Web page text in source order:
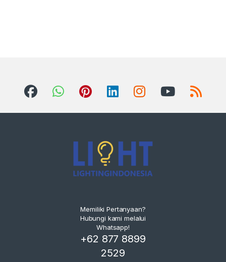
Memiliki Pertanyaan?
Hubungi kami melalui
Whatsapp!
+62 877 8899
2529